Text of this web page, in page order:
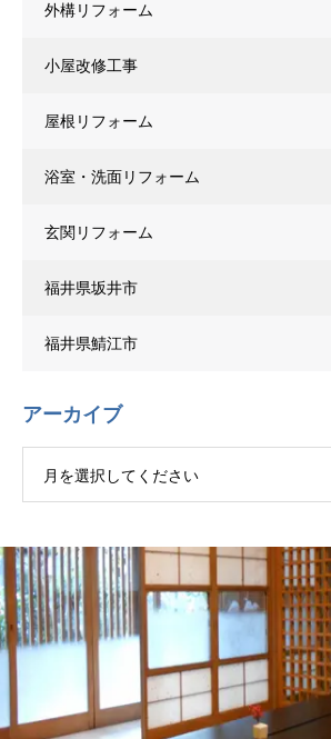
外構リフォーム
小屋改修工事
屋根リフォーム
浴室・洗面リフォーム
玄関リフォーム
福井県坂井市
福井県鯖江市
アーカイブ
月を選択してください